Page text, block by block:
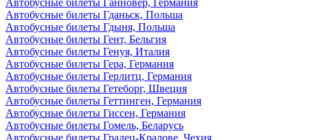
Автобусные билеты Гданьск, Польша
Автобусные билеты Гдыня, Польша
Автобусные билеты Гент, Бельгия
Автобусные билеты Генуя, Италия
Автобусные билеты Гера, Германия
Автобусные билеты Герлитц, Германия
Автобусные билеты Гетеборг, Швеция
Автобусные билеты Геттинген, Германия
Автобусные билеты Гиссен, Германия
Автобусные билеты Гомель, Беларусь
Автобусные билеты Градец-Кралове, Чехия